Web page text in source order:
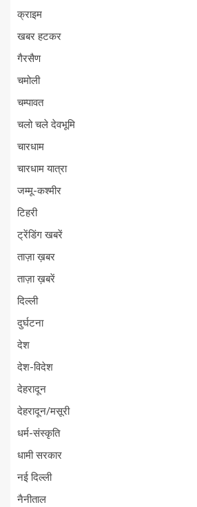
क्राइम
खबर हटकर
गैरसैण
चमोली
चम्पावत
चलो चले देवभूमि
चारधाम
चारधाम यात्रा
जम्मू-कश्मीर
टिहरी
ट्रेंडिंग खबरें
ताज़ा ख़बर
ताज़ा ख़बरें
दिल्ली
दुर्घटना
देश
देश-विदेश
देहरादून
देहरादून/मसूरी
धर्म-संस्कृति
धामी सरकार
नई दिल्ली
नैनीताल